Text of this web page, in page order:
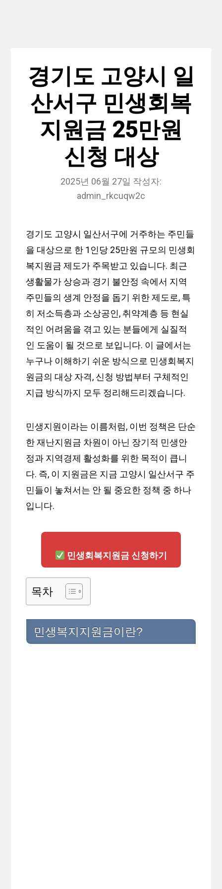
경기도 고양시 일
산서구 민생회복
지원금 25만원
신청 대상
2025년 06월 27일 작성자:
admin_rkcuqw2c
경기도 고양시 일산서구에 거주하는 주민들
을 대상으로 한 1인당 25만원 규모의 민생회
복지원금 제도가 주목받고 있습니다. 최근
생활물가 상승과 경기 불안정 속에서 지역
주민들의 생계 안정을 돕기 위한 제도로, 특
히 저소득층과 소상공인, 취약계층 등 현실
적인 어려움을 겪고 있는 분들에게 실질적
인 도움이 될 것으로 보입니다. 이 글에서는
누구나 이해하기 쉬운 방식으로 민생회복지
원금의 대상 자격, 신청 방법부터 구체적인
지급 방식까지 모두 정리해드리겠습니다.
민생지원이라는 이름처럼, 이번 정책은 단순
한 재난지원금 차원이 아닌 장기적 민생안
정과 지역경제 활성화를 위한 목적이 큽니
다. 즉, 이 지원금은 지금 고양시 일산서구 주
민들이 놓쳐서는 안 될 중요한 정책 중 하나
입니다.
민생회복지원금 신청하기
목차
민생복지지원금이란?